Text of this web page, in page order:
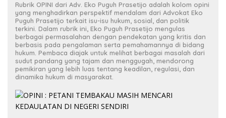
Rubrik OPINI dari Adv. Eko Puguh Prasetijo adalah kolom opini
yang menghadirkan perspektif mendalam dari Advokat Eko
Puguh Prasetijo terkait isu-isu hukum, sosial, dan politik
terkini. Dalam rubrik ini, Eko Puguh Prasetijo mengulas
berbagai permasalahan dengan pendekatan yang kritis dan
berbasis pada pengalaman serta pemahamannya di bidang
hukum. Pembaca diajak untuk melihat berbagai masalah dari
sudut pandang yang tajam dan menggugah, mendorong
pemikiran yang lebih luas tentang keadilan, regulasi, dan
dinamika hukum di masyarakat.